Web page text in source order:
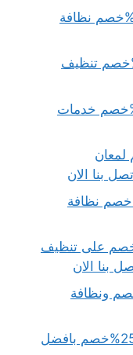
تنظيف مدارس بالرياض بـ20%خصم نظافة
مسابح بالرياض بـ25%خصم تنظيف
تنظيف منازل بالمجمعه بـ25%خصم خدمات
لمعان
بنا الان
خزانات بالخرج بـ20%خصم نظافة
بيوت بالرياض بـ45%خصم على تنظيف
بنا الان
منازل بالخرج بـ45%خصم ونظافة
نشتري الاثاث المستعمل بالرياض بـ25%خصم بافضل